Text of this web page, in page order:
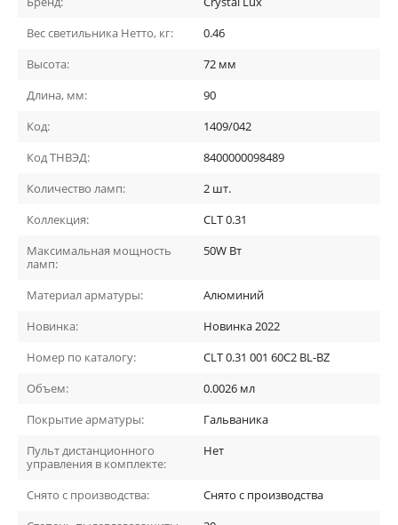
Вес светильника Нетто, кг:
0.46
Высота:
72 мм
Длина, мм:
90
Код:
1409/042
Код ТНВЭД:
8400000098489
Количество ламп:
2 шт.
Коллекция:
CLT 0.31
Максимальная мощность
ламп:
50W Вт
Материал арматуры:
Алюминий
Новинка:
Новинка 2022
Номер по каталогу:
CLT 0.31 001 60C2 BL-BZ
Объем:
0.0026 мл
Покрытие арматуры:
Гальваника
Пульт дистанционного
управления в комплекте:
Нет
Снято с производства:
Снято с производства